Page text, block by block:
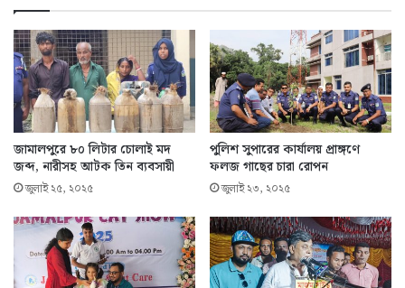
জামালপুরে ৮০ লিটার চোলাই মদ
জব্দ, নারীসহ আটক তিন ব্যবসায়ী
জুলাই ২৫, ২০২৫
পুলিশ সুপারের কার্যালয় প্রাঙ্গণে
ফলজ গাছের চারা রোপন
জুলাই ২৩, ২০২৫